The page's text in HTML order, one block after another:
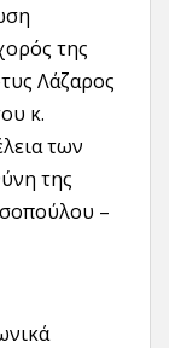
της
Λάζαρος
κ.
των
της
–